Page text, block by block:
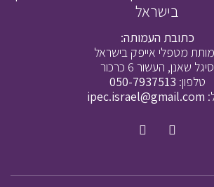
בישראל
כתובת העמותה:
מטפלי אייפק בישראל
סיגל שאנן, העשור 6 כרכור
טלפון: 050-7937513
ipec.israel@gmail.com